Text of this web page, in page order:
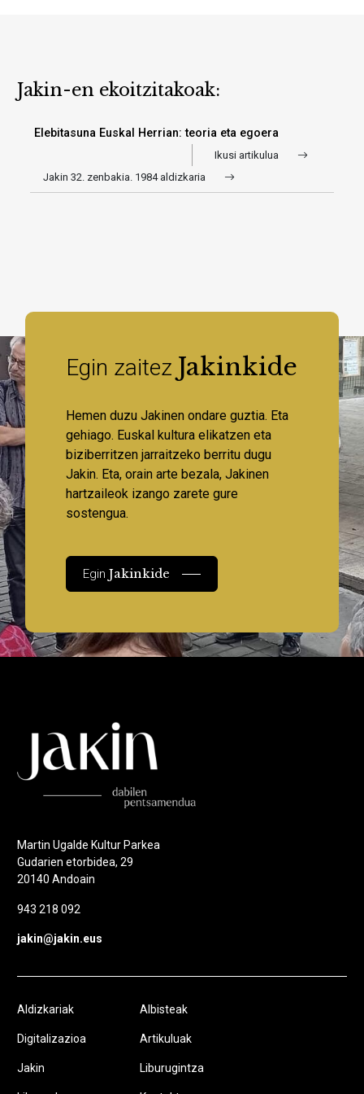
Jakin-en ekoitzitakoak:
Elebitasuna Euskal Herrian: teoria eta egoera
Ikusi artikulua
Jakin 32. zenbakia. 1984 aldizkaria
Egin zaitez Jakinkide
Hemen duzu Jakinen ondare guztia. Eta
gehiago. Euskal kultura elikatzen eta
biziberritzen jarraitzeko berritu dugu
Jakin. Eta, orain arte bezala, Jakinen
hartzaileok izango zarete gure
sostengua.
EginJakinkide
Martin Ugalde Kultur Parkea
Gudarien etorbidea, 29
20140 Andoain
943 218 092
jakin@jakin.eus
Aldizkariak
Digitalizazioa
Jakin
Albisteak
Artikuluak
Liburugintza